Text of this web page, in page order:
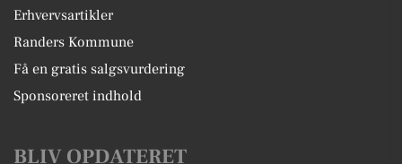
Erhvervsartikler
Randers Kommune
Få en gratis salgsvurdering
Sponsoreret indhold
BLIV OPDATERET